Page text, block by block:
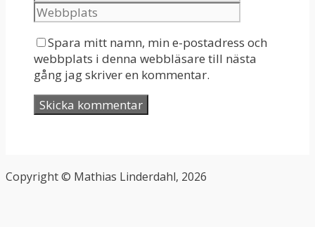
Spara mitt namn, min e-postadress och
webbplats i denna webbläsare till nästa
gång jag skriver en kommentar.
Copyright © Mathias Linderdahl, 2026